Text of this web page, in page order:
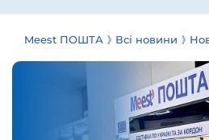
Meest ПОШТА Всі новини